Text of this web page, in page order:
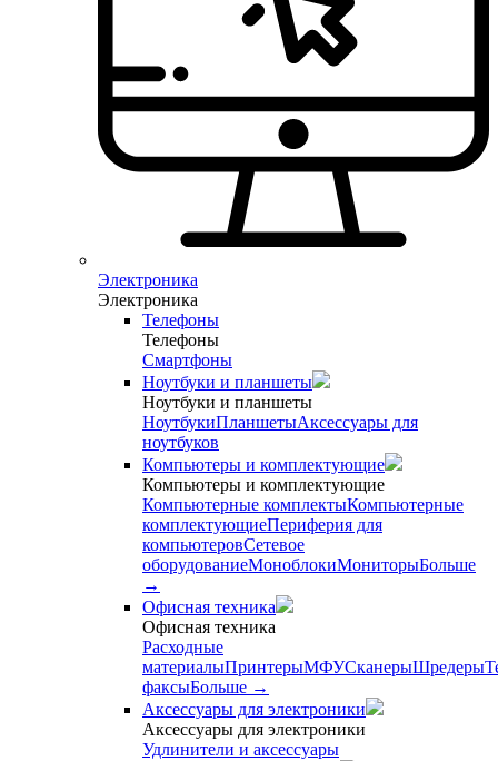
Электроника
Электроника
Телефоны
Телефоны
Смартфоны
Ноутбуки и планшеты
Ноутбуки и планшеты
НоутбукиПланшетыАксессуары для
ноутбуков
Компьютеры и комплектующие
Компьютеры и комплектующие
Компьютерные комплектыКомпьютерные
комплектующиеПериферия для
компьютеровСетевое
оборудованиеМоноблокиМониторыБольше
→
Офисная техника
Офисная техника
Расходные
материалыПринтерыМФУСканерыШредеры
факсыБольше →
Аксессуары для электроники
Аксессуары для электроники
Удлинители и аксессуары